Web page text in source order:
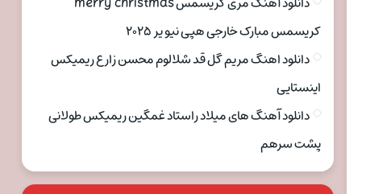
کریسمس مبارک خارجی هپی نیو یر ۲۰۲۵
دانلود اهنگ مریم گل قد شلالوم محسن زارع ریمیکس
اینستایی
دانلود آهنگ های میلاد راستاد غمگین ریمیکس طولانی
پشت سرهم